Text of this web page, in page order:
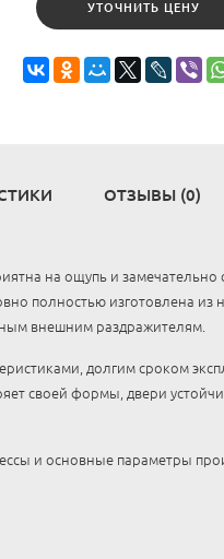
УТОЧНИТЬ ЦЕНУ
ОТЗЫВЫ (0)
на ощупь и замечательно
полностью изготовлена из
внешним раздражителям.
долгим сроком
своей формы, двери
и основные параметры